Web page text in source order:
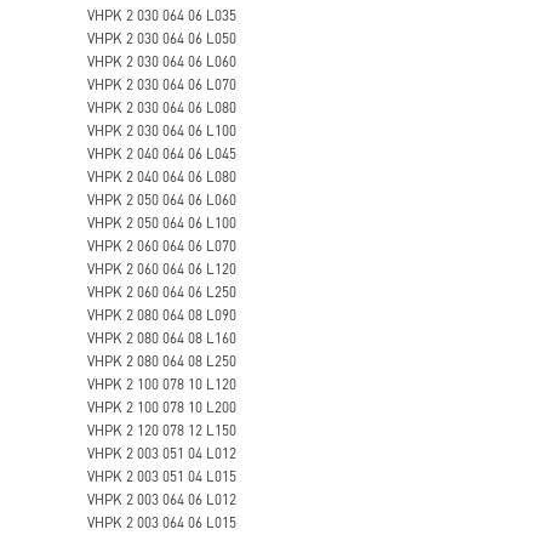
VHPK 2 030 064 06 L035
VHPK 2 030 064 06 L050
VHPK 2 030 064 06 L060
VHPK 2 030 064 06 L070
VHPK 2 030 064 06 L080
VHPK 2 030 064 06 L100
VHPK 2 040 064 06 L045
VHPK 2 040 064 06 L080
VHPK 2 050 064 06 L060
VHPK 2 050 064 06 L100
VHPK 2 060 064 06 L070
VHPK 2 060 064 06 L120
VHPK 2 060 064 06 L250
VHPK 2 080 064 08 L090
VHPK 2 080 064 08 L160
VHPK 2 080 064 08 L250
VHPK 2 100 078 10 L120
VHPK 2 100 078 10 L200
VHPK 2 120 078 12 L150
VHPK 2 003 051 04 L012
VHPK 2 003 051 04 L015
VHPK 2 003 064 06 L012
VHPK 2 003 064 06 L015